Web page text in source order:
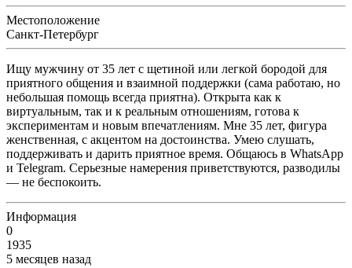
Местоположение
Санкт-Петербург
Ищу мужчину от 35 лет с щетиной или легкой бородой для
приятного общения и взаимной поддержки (сама работаю, но
небольшая помощь всегда приятна). Открыта как к
виртуальным, так и к реальным отношениям, готова к
экспериментам и новым впечатлениям. Мне 35 лет, фигура
женственная, с акцентом на достоинства. Умею слушать,
поддерживать и дарить приятное время. Общаюсь в WhatsApp
и Telegram. Серьезные намерения приветствуются, разводилы
— не беспокоить.
Информация
0
1935
5 месяцев назад